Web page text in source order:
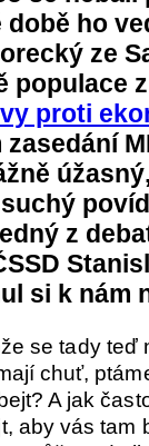
době ho
ze
populace
proti
zasedání
z
si k nám
se tady teď
chuť,
A jak
aby vás tam